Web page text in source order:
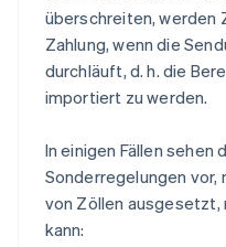
überschreiten, werden
Zahlung, wenn die
durchläuft, d. h. die
importiert zu werden.
In einigen Fällen
Sonderregelungen
von Zöllen
kann: